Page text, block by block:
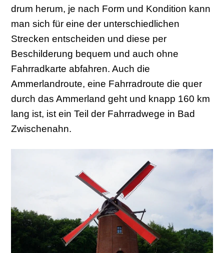
drum herum, je nach Form und Kondition kann
man sich für eine der unterschiedlichen
Strecken entscheiden und diese per
Beschilderung bequem und auch ohne
Fahrradkarte abfahren. Auch die
Ammerlandroute, eine Fahrradroute die quer
durch das Ammerland geht und knapp 160 km
lang ist, ist ein Teil der Fahrradwege in Bad
Zwischenahn.